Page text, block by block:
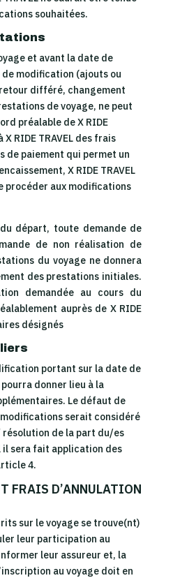
souhaitées.
et avant la date de
modification (ajouts ou
différé, changement
de voyage, ne peut
préalable de X RIDE
X RIDE TRAVEL des frais
de paiement qui permet un
X RIDE TRAVEL
procéder aux modifications
départ, toute demande de
de non réalisation de
du voyage ne donnera
des prestations initiales.
demandée au cours du
auprès de X RIDE
désignés
portant sur la date de
donner lieu à la
Le défaut de
serait considéré
résolution de la part du/es
il sera fait application des
4.
FRAIS D’ANNULATION
sur le voyage se trouve(nt)
leur participation au
leur assureur et, la
au voyage doit en